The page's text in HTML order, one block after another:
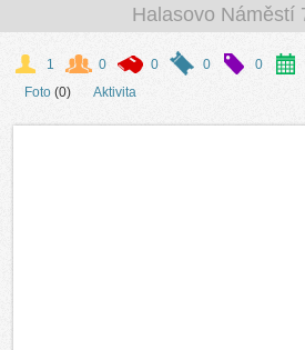
Halasovo Náměstí
1 0 0 0 0
Foto (0) Aktivita